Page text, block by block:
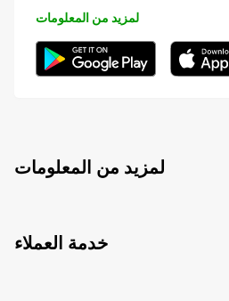
لمزيد من المعلومات
لمزيد من المعلومات
خدمة العملاء